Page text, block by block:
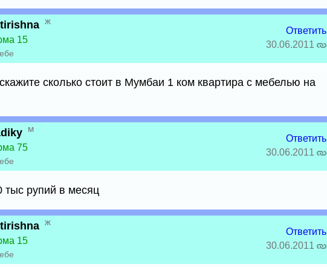
ж
15
Ответить
30.06.2011
сколько стоит в Мумбаи 1 ком квартира с мебелью на
м
75
Ответить
30.06.2011
тыс рупий в месяц
ж
15
Ответить
30.06.2011